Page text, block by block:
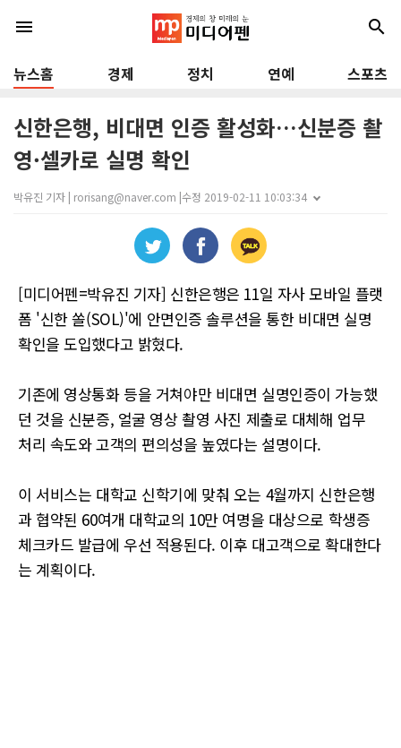
menu search
뉴스홈 경제 정치 연예 스포츠
신한은행, 비대면 인증 활성화…신분증 촬
영·셀카로 실명 확인
박유진 기자 | rorisang@naver.com |수정 2019-02-11 10:03:34
[미디어펜=박유진 기자] 신한은행은 11일 자사 모바일 플랫
폼 '신한 쏠(SOL)'에 안면인증 솔루션을 통한 비대면 실명
확인을 도입했다고 밝혔다.
기존에 영상통화 등을 거쳐야만 비대면 실명인증이 가능했
던 것을 신분증, 얼굴 영상 촬영 사진 제출로 대체해 업무
처리 속도와 고객의 편의성을 높였다는 설명이다.
이 서비스는 대학교 신학기에 맞춰 오는 4월까지 신한은행
과 협약된 60여개 대학교의 10만 여명을 대상으로 학생증
체크카드 발급에 우선 적용된다. 이후 대고객으로 확대한다
는 계획이다.